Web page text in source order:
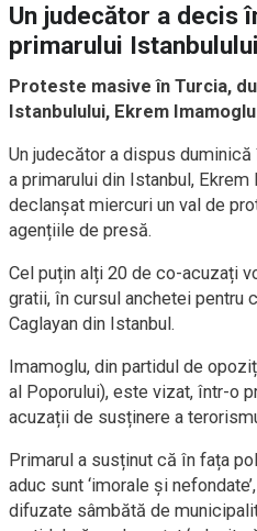
Un judecător a decis
primarului Istanbulului
Proteste masive în Turcia,
Istanbulului, Ekrem Imamoglu
Un judecător a dispus duminică
a primarului din Istanbul,
declanșat miercuri un val de
agențiile de presă.
Cel puțin alți 20 de co-acuzați
gratii, în cursul anchetei pentru
Caglayan din Istanbul.
Imamoglu, din partidul de
al Poporului), este vizat, într-o
acuzații de susținere a
Primarul a susținut că în fața
aduc sunt ‘imorale și
difuzate sâmbătă de